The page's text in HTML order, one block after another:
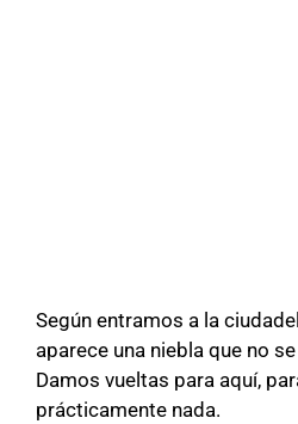
Según entramos a la
aparece una niebla que no
Damos vueltas para aquí,
prácticamente nada.